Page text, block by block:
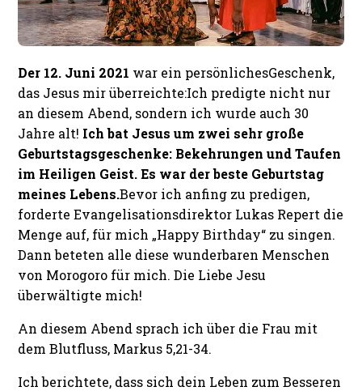
Der 12. Juni 2021 war ein persönlichesGeschenk,
das Jesus mir überreichte:Ich predigte nicht nur
an diesem Abend, sondern ich wurde auch 30
Jahre alt! Ich bat Jesus um zwei sehr große
Geburtstagsgeschenke: Bekehrungen und Taufen
im Heiligen Geist. Es war der beste Geburtstag
meines Lebens.Bevor ich anfing zu predigen,
forderte Evangelisationsdirektor Lukas Repert die
Menge auf, für mich „Happy Birthday“ zu singen.
Dann beteten alle diese wunderbaren Menschen
von Morogoro für mich. Die Liebe Jesu
überwältigte mich!
An diesem Abend sprach ich über die Frau mit
dem Blutfluss, Markus 5,21-34.
Ich berichtete, dass sich dein Leben zum Besseren